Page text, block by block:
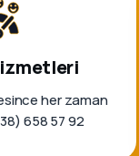
her zaman
658 57 92